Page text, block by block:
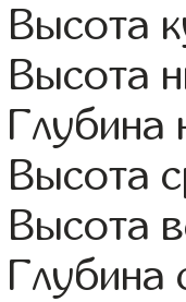
Высота
Высота
Высота
Высота